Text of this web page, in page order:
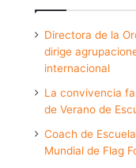
Directora de la
dirige
internacional
La convivencia
de Verano de
Coach de
Mundial de Flag